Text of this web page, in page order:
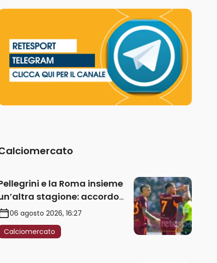
e la Roma insieme
stagione: accordo
rinnovo annuale
06 agosto 2026, 16:27
Calciomercato